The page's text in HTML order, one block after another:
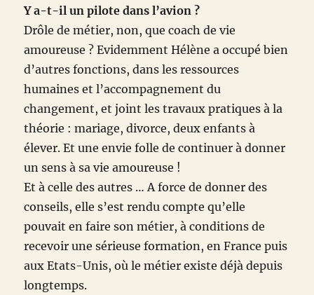
Y a-t-il un pilote dans l’avion ?
Drôle de métier, non, que coach de vie
amoureuse ? Evidemment Hélène a occupé bien
d’autres fonctions, dans les ressources
humaines et l’accompagnement du
changement, et joint les travaux pratiques à la
théorie : mariage, divorce, deux enfants à
élever. Et une envie folle de continuer à donner
un sens à sa vie amoureuse !
Et à celle des autres … A force de donner des
conseils, elle s’est rendu compte qu’elle
pouvait en faire son métier, à conditions de
recevoir une sérieuse formation, en France puis
aux Etats-Unis, où le métier existe déjà depuis
longtemps.